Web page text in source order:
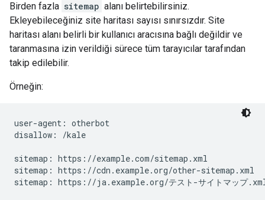
Birden fazla sitemap alanı belirtebilirsiniz.
Ekleyebileceğiniz site haritası sayısı sınırsızdır. Site
haritası alanı belirli bir kullanıcı aracısına bağlı değildir ve
taranmasına izin verildiği sürece tüm tarayıcılar tarafından
takip edilebilir.
Örneğin:
user-agent: otherbot
disallow: /kale
sitemap: https://example.com/sitemap.xml
sitemap: https://cdn.example.org/other-sitemap.xml
sitemap: https://ja.example.org/テスト-サイトマップ